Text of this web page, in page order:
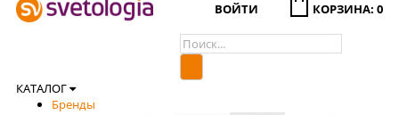
ВОЙТИ КОРЗИНА: 0
КАТАЛОГ
Бренды